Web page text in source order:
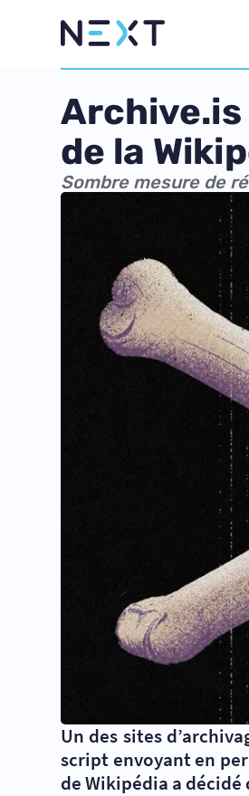
Archive.is
de la
Sombre mesure de
Un des sites
script envoyant en
de Wikipédia a